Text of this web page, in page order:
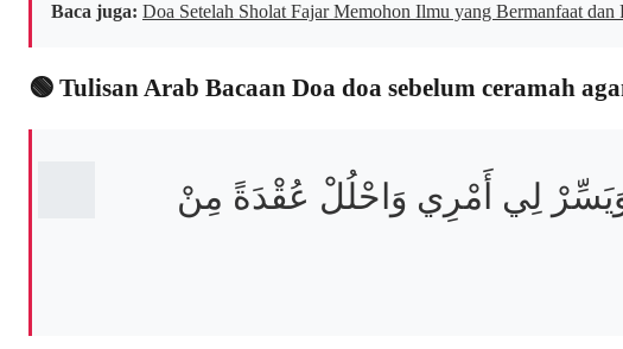
Baca juga: Doa Setelah Sholat Fajar Memohon Ilmu yang Bermanfaat dan
🟢 Tulisan Arab Bacaan Doa doa sebelum ceramah
لِي أَمْرِي وَاحْلُلْ عُقْدَةً مِنْ